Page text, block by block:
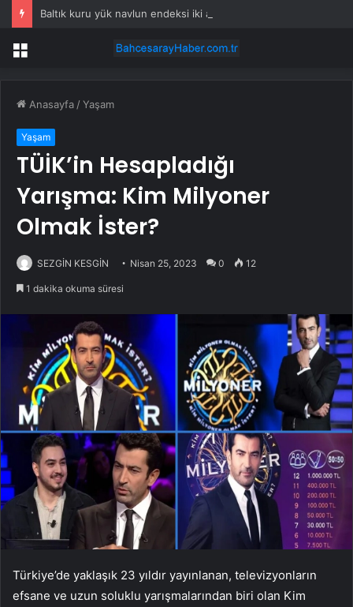
Baltık kuru yük navlun endeksi iki ayın zirvesinde
Menü
Anasayfa /Yaşam
Yaşam
TÜİK’in Hesapladığı
Yarışma: Kim Milyoner
Olmak İster?
SEZGİN KESGİN Nisan 25, 2023 0 12
1 dakika okuma süresi
Türkiye’de yaklaşık 23 yıldır yayınlanan, televizyonların
efsane ve uzun soluklu yarışmalarından biri olan Kim